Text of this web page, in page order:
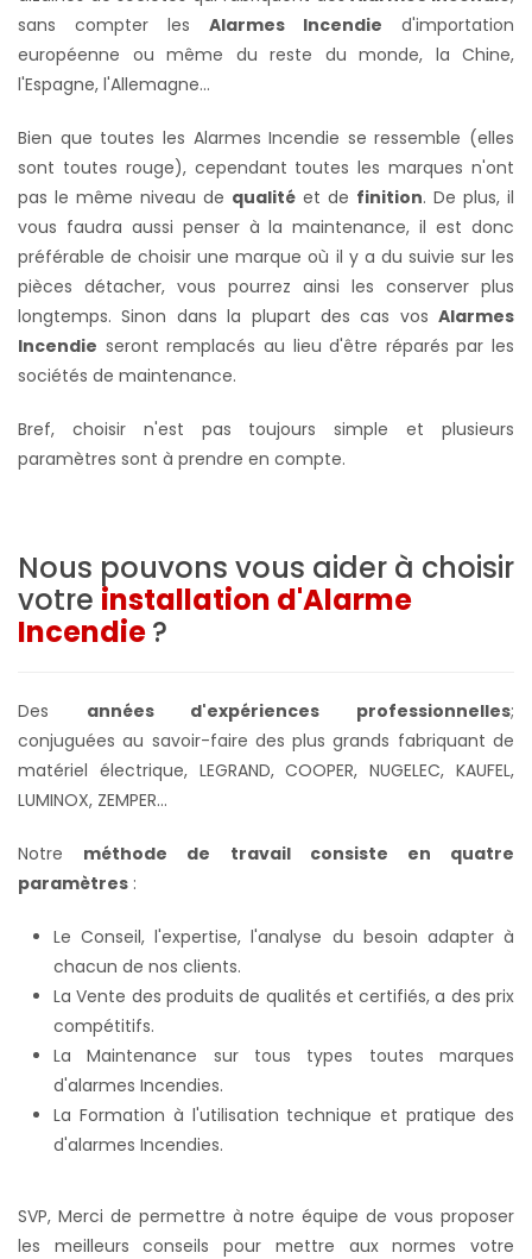
sans compter les Alarmes Incendie d'importation
européenne ou même du reste du monde, la Chine,
l'Espagne, l'Allemagne...
Bien que toutes les Alarmes Incendie se ressemble (elles
sont toutes rouge), cependant toutes les marques n'ont
pas le même niveau de qualité et de finition. De plus, il
vous faudra aussi penser à la maintenance, il est donc
préférable de choisir une marque où il y a du suivie sur les
pièces détacher, vous pourrez ainsi les conserver plus
longtemps. Sinon dans la plupart des cas vos Alarmes
Incendie seront remplacés au lieu d'être réparés par les
sociétés de maintenance.
Bref, choisir n'est pas toujours simple et plusieurs
paramètres sont à prendre en compte.
Nous pouvons vous aider à choisir
votre installation d'Alarme
Incendie?
Des années d'expériences professionnelles;
conjuguées au savoir-faire des plus grands fabriquant de
matériel électrique, LEGRAND, COOPER, NUGELEC, KAUFEL,
LUMINOX, ZEMPER...
Notre méthode de travail consiste en quatre
paramètres :
Le Conseil, l'expertise, l'analyse du besoin adapter à
chacun de nos clients.
La Vente des produits de qualités et certifiés, a des prix
compétitifs.
La Maintenance sur tous types toutes marques
d'alarmes Incendies.
La Formation à l'utilisation technique et pratique des
d'alarmes Incendies.
SVP, Merci de permettre à notre équipe de vous proposer
les meilleurs conseils pour mettre aux normes votre